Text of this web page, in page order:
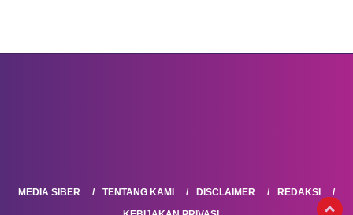
MEDIA SIBER TENTANG KAMI DISCLAIMER
REDAKSI